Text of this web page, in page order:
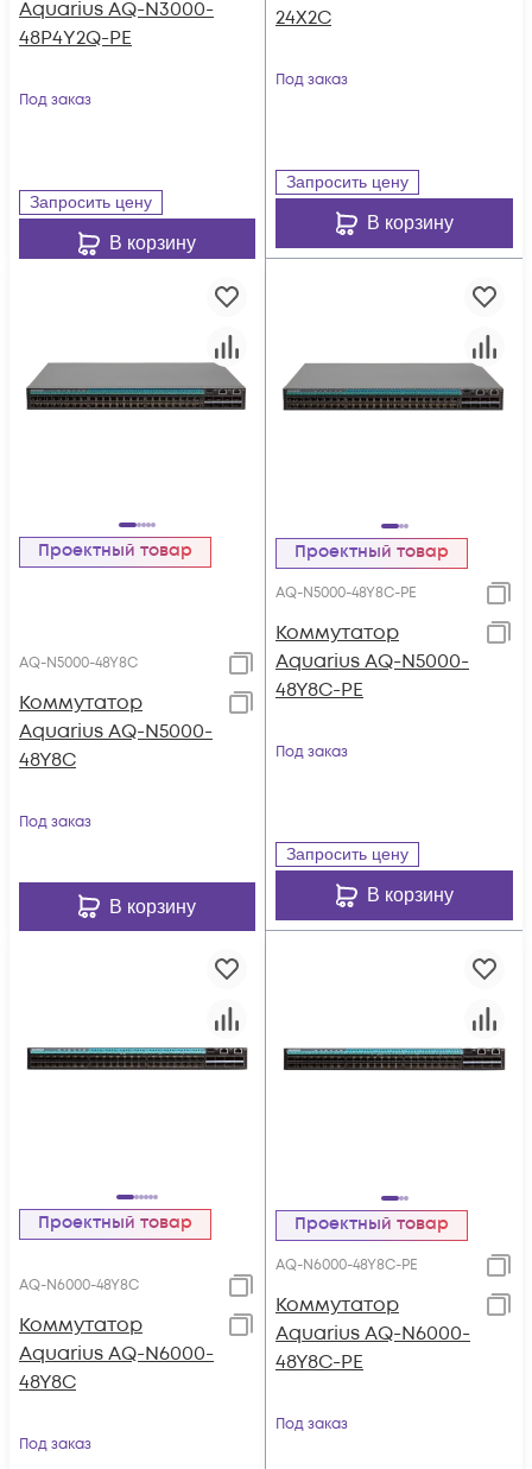
Aquarius AQ-N3000-
48P4Y2Q-PE
Под заказ
Запросить цену
В корзину
24X2C
Под заказ
Запросить цену
В корзину
Проектный товар
AQ-N5000-48Y8C
Коммутатор
Aquarius AQ-N5000-
48Y8C
Под заказ
В корзину
Проектный товар
AQ-N5000-48Y8C-PE
Коммутатор
Aquarius AQ-N5000-
48Y8C-PE
Под заказ
Запросить цену
В корзину
Проектный товар
AQ-N6000-48Y8C
Коммутатор
Aquarius AQ-N6000-
48Y8C
Под заказ
Проектный товар
AQ-N6000-48Y8C-PE
Коммутатор
Aquarius AQ-N6000-
48Y8C-PE
Под заказ